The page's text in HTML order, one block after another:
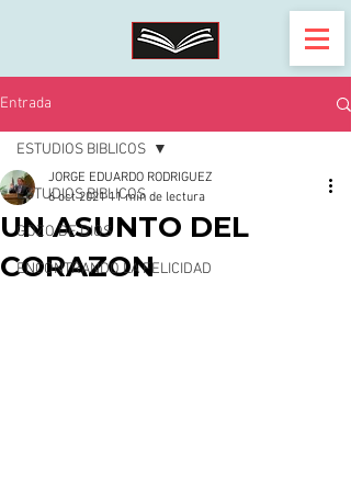
Entrada
ESTUDIOS BIBLICOS
GOZO DE DIOS
ENCONTRANDO LA FELICIDAD
ESTUDIOS BIBLICOS
UN ASUNTO DEL
CORAZON
JORGE EDUARDO RODRIGUEZ
6 oct 2021 11 min de lectura